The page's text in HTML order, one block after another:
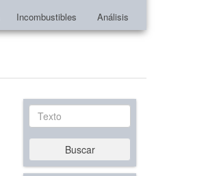
Incombustibles Análisis
Texto
Buscar